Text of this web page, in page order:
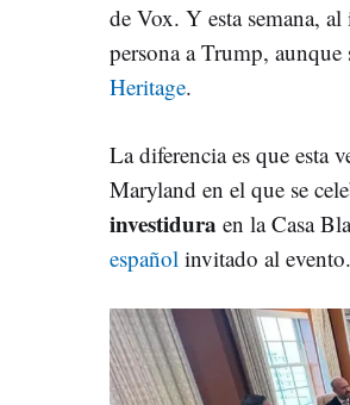
de Vox. Y esta semana,
persona a Trump,
Heritage.
La diferencia es que esta
Maryland en el que se
investidura en la Casa
español invitado al evento.